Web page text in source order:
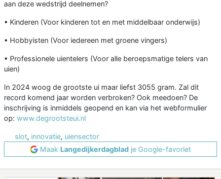
aan deze wedstrijd deelnemen?
• Kinderen (Voor kinderen tot en met middelbaar onderwijs)
• Hobbyisten (Voor iedereen met groene vingers)
• Professionele uientelers (Voor alle beroepsmatige telers van
uien)
In 2024 woog de grootste ui maar liefst 3055 gram. Zal dit
record komend jaar worden verbroken? Ook meedoen? De
inschrijving is inmiddels geopend en kan via het webformulier
op: www.degrootsteui.nl
slot, innovatie, uiensector
Maak Langedijkerdagblad je Google-favoriet